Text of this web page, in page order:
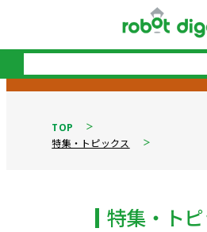
TOP
特集・トピックス
特集・ト